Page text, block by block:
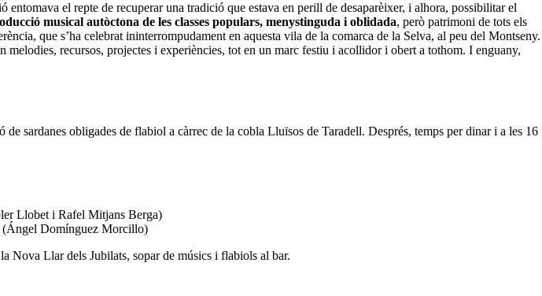
entomava el repte de recuperar una tradició que estava en perill de desaparèixer, i alhora, possibilitar el
musical autòctona de les classes populars, menystinguda i oblidada, però patrimoni de tots els
que s’ha celebrat ininterrompudament en aquesta vila de la comarca de la Selva, al peu del Montseny.
recursos, projectes i experiències, tot en un marc festiu i acollidor i obert a tothom. I enguany,
sardanes obligades de flabiol a càrrec de la cobla Lluïsos de Taradell. Després, temps per dinar i a les 16
Llobet i Rafel Mitjans Berga)
(Ángel Domínguez Morcillo)
Nova Llar dels Jubilats, sopar de músics i flabiols al bar.